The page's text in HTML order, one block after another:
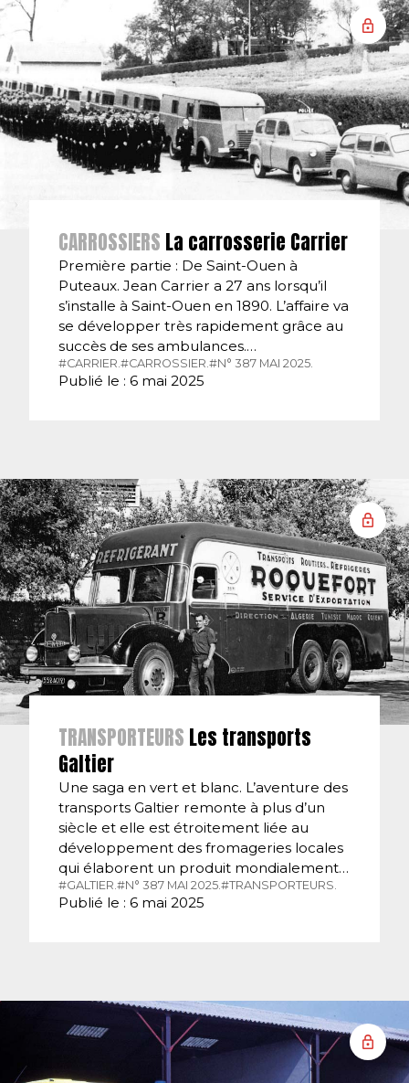
CARROSSIERS La carrosserie Carrier
Première partie : De Saint-Ouen à
Puteaux. Jean Carrier a 27 ans lorsqu’il
s’installe à Saint-Ouen en 1890. L’affaire va
se développer très rapidement grâce au
succès de ses ambulances.…
#CARRIER.#CARROSSIER.#N° 387 MAI 2025.
Publié le : 6 mai 2025
TRANSPORTEURS Les transports
Galtier
Une saga en vert et blanc. L’aventure des
transports Galtier remonte à plus d’un
siècle et elle est étroitement liée au
développement des fromageries locales
qui élaborent un produit mondialement…
#GALTIER.#N° 387 MAI 2025.#TRANSPORTEURS.
Publié le : 6 mai 2025